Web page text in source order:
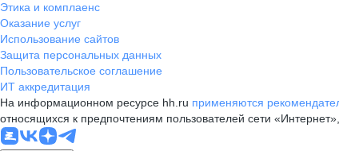
Этика и комплаенс
Оказание услуг
Использование сайтов
Защита персональных данных
Пользовательское соглашение
ИТ аккредитация
На информационном ресурсе hh.ru применяются
относящихся к предпочтениям пользователей сети